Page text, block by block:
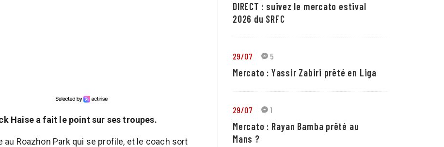
Haise a fait le point sur ses troupes.
au Roazhon Park qui se profile, et le coach sort
DIRECT : suivez le mercato estival
2026 du SRFC
29/07 5
Mercato : Yassir Zabiri prêté en Liga
29/07 1
Mercato : Rayan Bamba prêté au
Mans ?